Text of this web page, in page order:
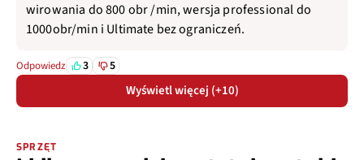
wirowania do 800 obr /min, wersja professional do
1000obr/min i Ultimate bez ograniczeń.
Odpowiedz 3 5
Wyświetl więcej (+10)
SPRZĘT